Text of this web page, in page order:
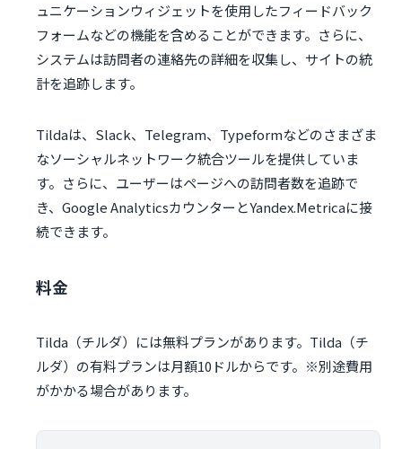
ュニケーションウィジェットを使用したフィードバック
フォームなどの機能を含めることができます。さらに、
システムは訪問者の連絡先の詳細を収集し、サイトの統
計を追跡します。
Tildaは、Slack、Telegram、Typeformなどのさまざま
なソーシャルネットワーク統合ツールを提供していま
す。さらに、ユーザーはページへの訪問者数を追跡で
き、Google AnalyticsカウンターとYandex.Metricaに接
続できます。
料金
Tilda（チルダ）には無料プランがあります。Tilda（チ
ルダ）の有料プランは月額10ドルからです。※別途費用
がかかる場合があります。